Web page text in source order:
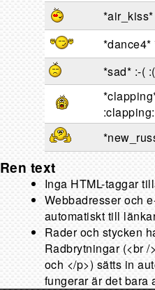
*dance4*
*sad* :-(
:clapping:
Ren text
Inga HTML-taggar
Webbadresser och
automatiskt till
Rader och stycken
Radbrytningar (<br /
och </p>) sätts in
fungerar är det bara